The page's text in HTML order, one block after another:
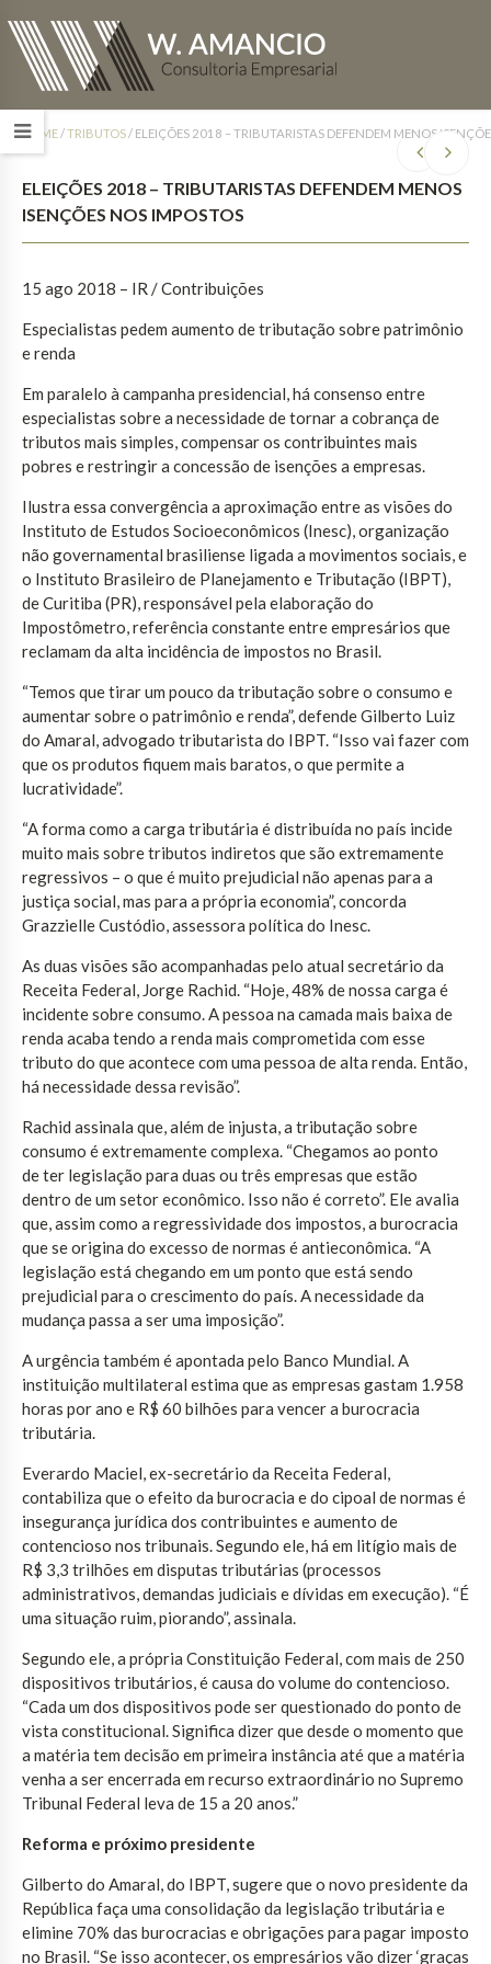
HOME/TRIBUTOS/ ELEIÇÕES 2018 – TRIBUTARISTAS DEFENDEM MENOS
ELEIÇÕES 2018 – TRIBUTARISTAS DEFENDEM MENOS
ISENÇÕES NOS IMPOSTOS
15 ago 2018 – IR / Contribuições
Especialistas pedem aumento de tributação sobre patrimônio
e renda
Em paralelo à campanha presidencial, há consenso entre
especialistas sobre a necessidade de tornar a cobrança de
tributos mais simples, compensar os contribuintes mais
pobres e restringir a concessão de isenções a empresas.
Ilustra essa convergência a aproximação entre as visões do
Instituto de Estudos Socioeconômicos (Inesc), organização
não governamental brasiliense ligada a movimentos sociais, e
o Instituto Brasileiro de Planejamento e Tributação (IBPT),
de Curitiba (PR), responsável pela elaboração do
Impostômetro, referência constante entre empresários que
reclamam da alta incidência de impostos no Brasil.
“Temos que tirar um pouco da tributação sobre o consumo e
aumentar sobre o patrimônio e renda”, defende Gilberto Luiz
do Amaral, advogado tributarista do IBPT. “Isso vai fazer com
que os produtos fiquem mais baratos, o que permite a
lucratividade”.
“A forma como a carga tributária é distribuída no país incide
muito mais sobre tributos indiretos que são extremamente
regressivos – o que é muito prejudicial não apenas para a
justiça social, mas para a própria economia”, concorda
Grazzielle Custódio, assessora política do Inesc.
As duas visões são acompanhadas pelo atual secretário da
Receita Federal, Jorge Rachid. “Hoje, 48% de nossa carga é
incidente sobre consumo. A pessoa na camada mais baixa de
renda acaba tendo a renda mais comprometida com esse
tributo do que acontece com uma pessoa de alta renda. Então,
há necessidade dessa revisão”.
Rachid assinala que, além de injusta, a tributação sobre
consumo é extremamente complexa. “Chegamos ao ponto
de ter legislação para duas ou três empresas que estão
dentro de um setor econômico. Isso não é correto”. Ele avalia
que, assim como a regressividade dos impostos, a burocracia
que se origina do excesso de normas é antieconômica. “A
legislação está chegando em um ponto que está sendo
prejudicial para o crescimento do país. A necessidade da
mudança passa a ser uma imposição”.
A urgência também é apontada pelo Banco Mundial. A
instituição multilateral estima que as empresas gastam 1.958
horas por ano e R$ 60 bilhões para vencer a burocracia
tributária.
Everardo Maciel, ex-secretário da Receita Federal,
contabiliza que o efeito da burocracia e do cipoal de normas é
insegurança jurídica dos contribuintes e aumento de
contencioso nos tribunais. Segundo ele, há em litígio mais de
R$ 3,3 trilhões em disputas tributárias (processos
administrativos, demandas judiciais e dívidas em execução). “É
uma situação ruim, piorando”, assinala.
Segundo ele, a própria Constituição Federal, com mais de 250
dispositivos tributários, é causa do volume do contencioso.
“Cada um dos dispositivos pode ser questionado do ponto de
vista constitucional. Significa dizer que desde o momento que
a matéria tem decisão em primeira instância até que a matéria
venha a ser encerrada em recurso extraordinário no Supremo
Tribunal Federal leva de 15 a 20 anos.”
Reforma e próximo presidente
Gilberto do Amaral, do IBPT, sugere que o novo presidente da
República faça uma consolidação da legislação tributária e
elimine 70% das burocracias e obrigações para pagar imposto
no Brasil. “Se isso acontecer, os empresários vão dizer ‘graças